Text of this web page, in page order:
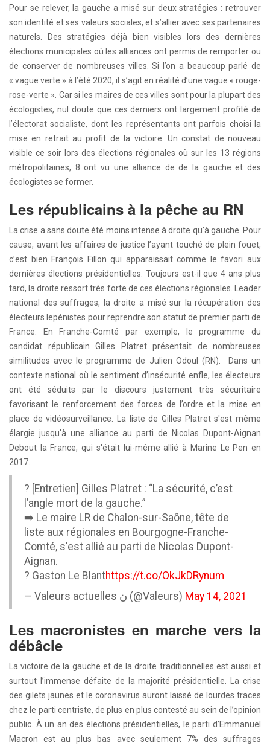
Pour se relever, la gauche a misé sur deux stratégies : retrouver
son identité et ses valeurs sociales, et s’allier avec ses partenaires
naturels. Des stratégies déjà bien visibles lors des dernières
élections municipales où les alliances ont permis de remporter ou
de conserver de nombreuses villes. Si l’on a beaucoup parlé de
« vague verte » à l’été 2020, il s’agit en réalité d’une vague « rouge-
rose-verte ». Car si les maires de ces villes sont pour la plupart des
écologistes, nul doute que ces derniers ont largement profité de
l’électorat socialiste, dont les représentants ont parfois choisi la
mise en retrait au profit de la victoire. Un constat de nouveau
visible ce soir lors des élections régionales où sur les 13 régions
métropolitaines, 8 ont vu une alliance de de la gauche et des
écologistes se former.
Les républicains à la pêche au RN
La crise a sans doute été moins intense à droite qu’à gauche. Pour
cause, avant les affaires de justice l’ayant touché de plein fouet,
c’est bien François Fillon qui apparaissait comme le favori aux
dernières élections présidentielles. Toujours est-il que 4 ans plus
tard, la droite ressort très forte de ces élections régionales. Leader
national des suffrages, la droite a misé sur la récupération des
électeurs lepénistes pour reprendre son statut de premier parti de
France. En Franche-Comté par exemple, le programme du
candidat républicain Gilles Platret présentait de nombreuses
similitudes avec le programme de Julien Odoul (RN). Dans un
contexte national où le sentiment d’insécurité enfle, les électeurs
ont été séduits par le discours justement très sécuritaire
favorisant le renforcement des forces de l’ordre et la mise en
place de vidéosurveillance.
La liste de Gilles Platret s'est même
élargie jusqu'à une alliance au parti de Nicolas Dupont-Aignan
Debout la France, qui s'était lui-même allié à Marine Le Pen en
2017.
? [Entretien] Gilles Platret : “La sécurité, c’est
l’angle mort de la gauche.”
➡️ Le maire LR de Chalon-sur-Saône, tête de
liste aux régionales en Bourgogne-Franche-
Comté, s'est allié au parti de Nicolas Dupont-
Aignan.
?️ Gaston Le Blanthttps://t.co/OkJkDRynum
— Valeurs actuelles ن (@Valeurs) May 14, 2021
Les macronistes en marche vers la
débâcle
La victoire de la gauche et de la droite traditionnelles est aussi et
surtout l’immense défaite de la majorité présidentielle. La crise
des gilets jaunes et le coronavirus auront laissé de lourdes traces
chez le parti centriste, de plus en plus contesté au sein de l’opinion
public. À un an des élections présidentielles, le parti d’Emmanuel
Macron est au plus bas avec seulement 7% des suffrages